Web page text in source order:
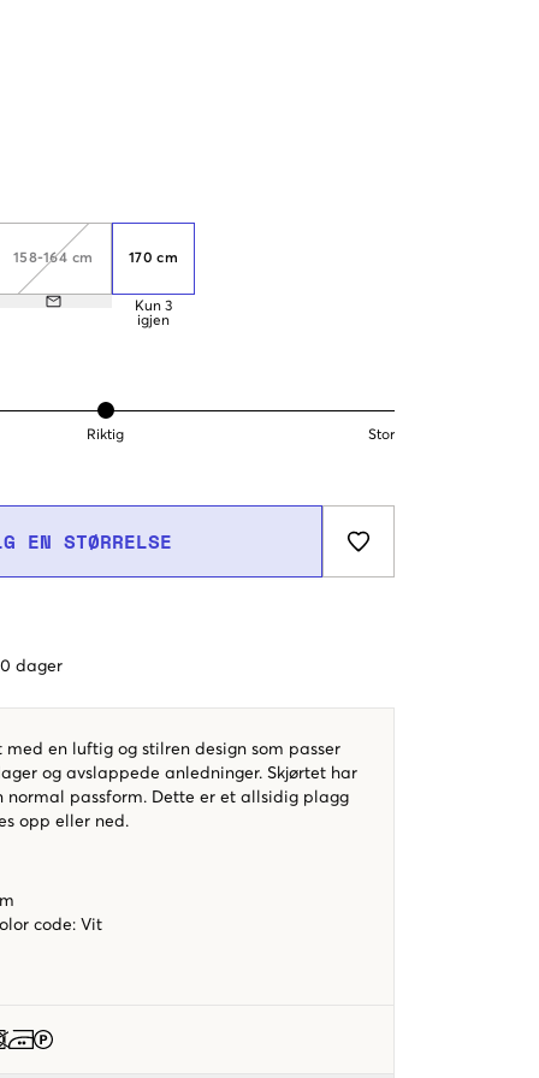
158-164 cm 170 cm
Kun 3
igjen
Riktig Stor
EN STØRRELSE
dager
med en luftig og stilren design som passer
og avslappede anledninger. Skjørtet har
normal passform. Dette er et allsidig plagg
opp eller ned.
code: Vit